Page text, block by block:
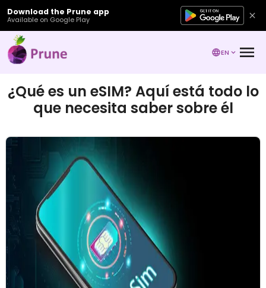
Download the Prune app
Available on Google Play
EN
¿Qué es un eSIM? Aquí está todo lo
que necesita saber sobre él